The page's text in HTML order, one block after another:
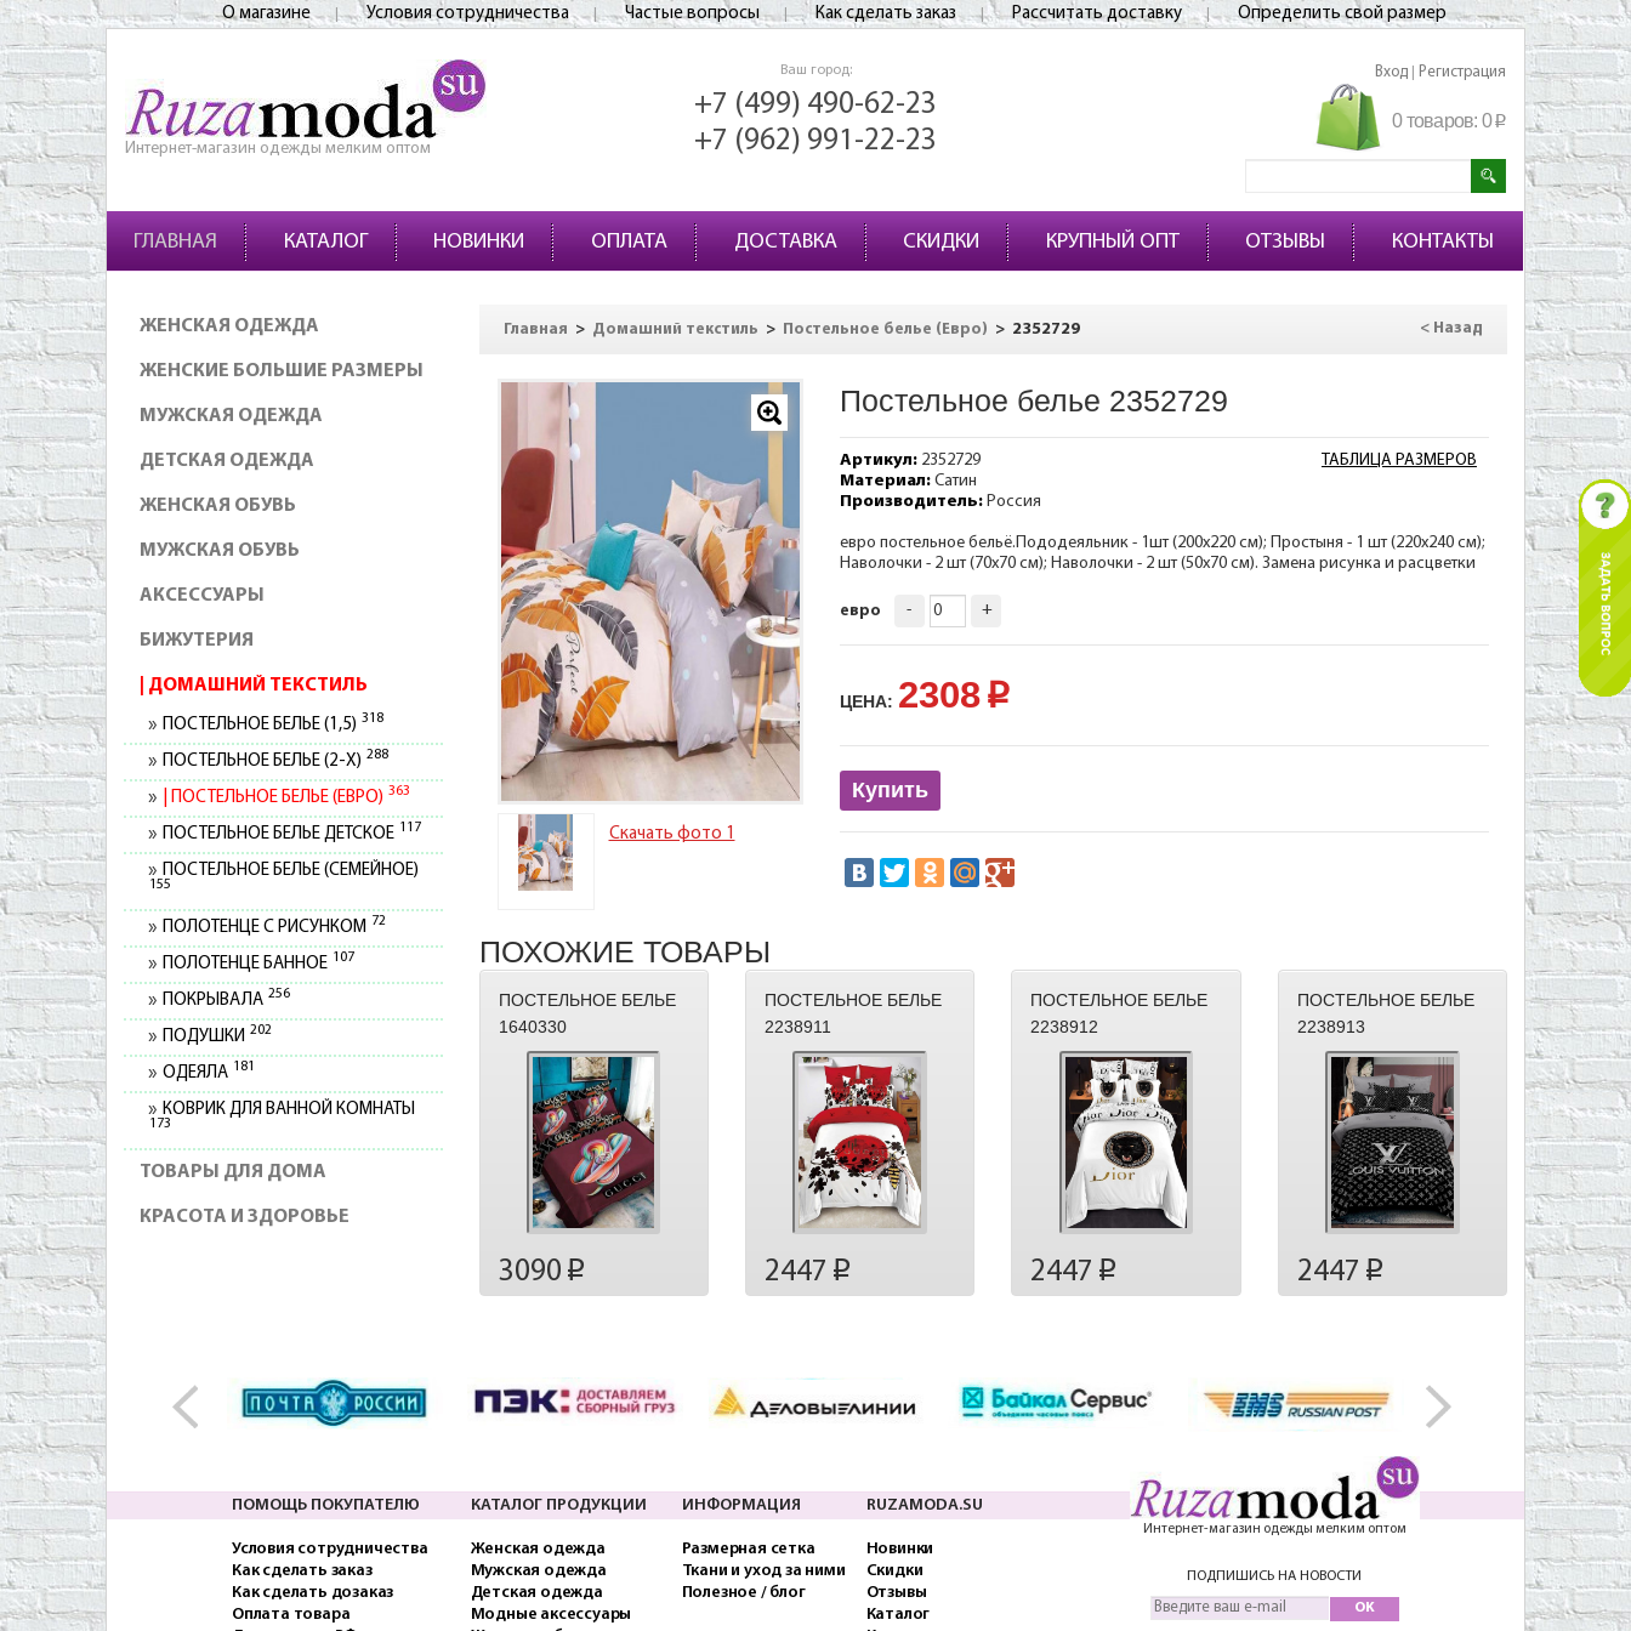
О магазине Условия сотрудничества Частые вопросы Как сделать заказ Рассчитать доставку Определить свой размер
Интернет-магазин одежды мелким оптом
Ваш город:
+7 (499) 490-62-23
+7 (962) 991-22-23
Вход Регистрация
0 товаров: 0p
ГЛАВНАЯ КАТАЛОГ НОВИНКИ ОПЛАТА ДОСТАВКА СКИДКИ КРУПНЫЙ ОПТ ОТЗЫВЫ КОНТАКТЫ
ЖЕНСКАЯ ОДЕЖДА
ЖЕНСКИЕ БОЛЬШИЕ РАЗМЕРЫ
МУЖСКАЯ ОДЕЖДА
ДЕТСКАЯ ОДЕЖДА
ЖЕНСКАЯ ОБУВЬ
МУЖСКАЯ ОБУВЬ
АКСЕССУАРЫ
БИЖУТЕРИЯ
ДОМАШНИЙ ТЕКСТИЛЬ
ПОСТЕЛЬНОЕ БЕЛЬЕ (1,5) 318
ПОСТЕЛЬНОЕ БЕЛЬЕ (2-Х) 288
ПОСТЕЛЬНОЕ БЕЛЬЕ (ЕВРО) 363
ПОСТЕЛЬНОЕ БЕЛЬЕ ДЕТСКОЕ 117
ПОСТЕЛЬНОЕ БЕЛЬЕ (СЕМЕЙНОЕ)
155
ПОЛОТЕНЦЕ С РИСУНКОМ 72
ПОЛОТЕНЦЕ БАННОЕ 107
ПОКРЫВАЛА 256
ПОДУШКИ 202
ОДЕЯЛА 181
КОВРИК ДЛЯ ВАННОЙ КОМНАТЫ
173
ТОВАРЫ ДЛЯ ДОМА
КРАСОТА И ЗДОРОВЬЕ
Главная > Домашний текстиль > Постельное белье (Евро) > 2352729 < Назад
Скачать фото 1
Постельное белье 2352729
ТАБЛИЦА РАЗМЕРОВ
Артикул:2352729
Материал:Сатин
Производитель:Россия
евро постельное бельё.Пододеяльник - 1шт (200х220 см); Простыня - 1 шт (220х240 см);
Наволочки - 2 шт (70х70 см); Наволочки - 2 шт (50х70 см). Замена рисунка и расцветки
евро - +
ЦЕНА: 2308p
Купить
ПОХОЖИЕ ТОВАРЫ
ПОСТЕЛЬНОЕ БЕЛЬЕ
1640330
3090 p
ПОСТЕЛЬНОЕ БЕЛЬЕ
2238911
2447 p
ПОСТЕЛЬНОЕ БЕЛЬЕ
2238912
2447 p
ПОСТЕЛЬНОЕ БЕЛЬЕ
2238913
2447 p
ПОМОЩЬ ПОКУПАТЕЛЮ
Условия сотрудничества
Как сделать заказ
Как сделать дозаказ
Оплата товара
КАТАЛОГ ПРОДУКЦИИ
Женская одежда
Мужская одежда
Детская одежда
Модные аксессуары
ИНФОРМАЦИЯ
Размерная сетка
Ткани и уход за ними
Полезное / блог
RUZAMODA.SU
Новинки
Скидки
Отзывы
Каталог
Интернет-магазин одежды мелким оптом
ПОДПИШИСЬ НА НОВОСТИ
OK